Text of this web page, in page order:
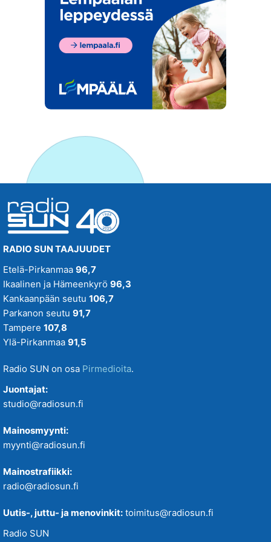
RADIO SUN TAAJUUDET
Etelä-Pirkanmaa 96,7
Ikaalinen ja Hämeenkyrö 96,3
Kankaanpään seutu 106,7
Parkanon seutu 91,7
Tampere 107,8
Ylä-Pirkanmaa 91,5
Radio SUN on osa Pirmedioita.
Juontajat:
studio@radiosun.fi
Mainosmyynti:
myynti@radiosun.fi
Mainostrafiikki:
radio@radiosun.fi
Uutis-, juttu- ja menovinkit: toimitus@radiosun.fi
Radio SUN